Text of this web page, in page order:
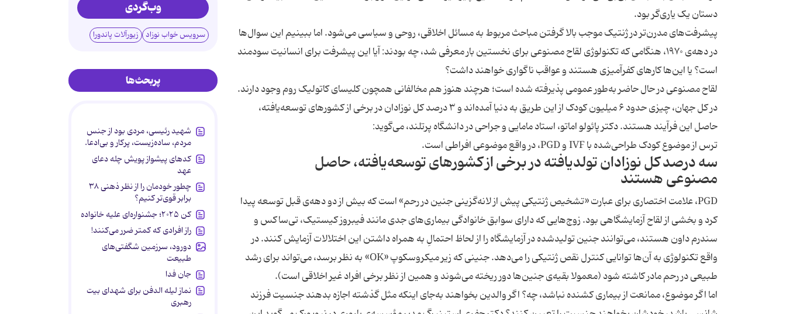
دستان یک یاری‌گر بود.
پیشرفت‌های مدرن‌تر در ژنتیک موجب بالا گرفتن مباحث مربوط به مسائل اخلاقی، روحی و سیاسی می‌شود. اما ببینیم این سوال‌ها
در دهه‌ی ۱۹۷۰، هنگامی که تکنولوژی لقاح مصنوعی برای نخستین بار معرفی شد، چه بودند: آیا این پیشرفت برای انسانیت سودمند
است؟ یا این‌ها کارهای کفرآمیزی هستند و عواقب ناگواری خواهند داشت؟
لقاح مصنوعی در حال حاضر به‌طور عمومی پذیرفته شده است؛ هرچند هنوز هم مخالفانی همچون کلیسای کاتولیک روم وجود دارند.
در کل جهان، چیزی حدود ۶ میلیون کودک از این طریق به دنیا آمده‌اند و ۳ درصد کل نوزادان در برخی از کشورهای توسعه‌یافته،
حاصل این فرآیند هستند. دکتر پائولو اماتو، استاد مامایی و جراحی در دانشگاه پرتلند، می‌گوید:
ترس از موضوع کودک طراحی‌شده با IVF و PGD، در واقع موضوعی افراطی است.
سه درصد کل نوزادان تولد‌یافته در برخی از کشورهای توسعه‌یافته، حاصل
مصنوعی هستند
PGD، علامت اختصاری برای عبارت «تشخیص‌ ژنتیکی پیش از لانه‌گزینی جنین در رحم» است که بیش از دو دهه‌ی قبل توسعه پیدا
کرد و بخشی از لقاح آزمایشگاهی بود. زو‌ج‌هایی که دارای سوابق خانوادگی بیماری‌های جدی مانند فیبروز کیستیک، تی‌ساکس و
سندرم داون هستند، می‌توانند جنین تولیدشده در آزمایشگاه را از لحاظ احتمالِ به همراه داشتن این اختلالات آزمایش کنند. در
واقع تکنولوژی به آن‌ها توانایی کنترل نقص ژنتیکی‌ را می‌دهد. جنینی که زیر میکروسکوپ «OK» به نظر برسد، می‌تواند برای رشد
طبیعی در رحم مادر کاشته شود (معمولا بقیه‌ی جنین‌ها دور ریخته می‌شوند و همین از نظر برخی افراد غیر اخلاقی است).
اما اگر موضوع، ممانعت از بیماری کشنده نباشد، چه؟ اگر والدین بخواهند به‌جای اینکه مثل گذشته اجازه بدهند جنسیت فرزند
وب‌گردی
سرویس خواب نوزاد زیورآلات پاندورا
پربحث‌ها
شهید رئیسی، مردی بود از جنس
مردم، ساده‌زیست، پرکار و بی‌ادعا.
کدهای پیشواز پویش چله دعای
عهد
چطور خودمان را از نظر ذهنی ۳۸
برابر قوی‌تر کنیم؟
کن ۲۰۲۵؛ جشنواره‌ای علیه خانواده
راز افرادی که کمتر ضرر می‌کنند!
دورود، سرزمین شگفتی‌های
طبیعت
جان فدا
نماز لیله الدفن برای شهدای بیت
رهبری